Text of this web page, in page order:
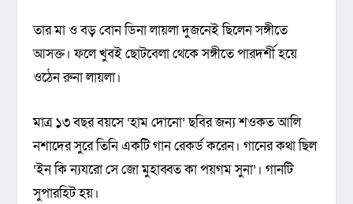
তার মা ও বড় বোন ডিনা লায়লা দুজনেই ছিলেন সঙ্গীতে
আসক্ত। ফলে খুবই ছোটবেলা থেকে সঙ্গীতে পারদর্শী হয়ে
ওঠেন রুনা লায়লা।
মাত্র ১৩ বছর বয়সে ‘হাম দোনো’ ছবির জন্য শওকত আলি
নশাদের সুরে তিনি একটি গান রেকর্ড করেন। গানের কথা ছিল
‘ইন কি ন্যযরো সে জো মুহাব্বত কা পয়গম সুনা’। গানটি
সুপারহিট হয়।